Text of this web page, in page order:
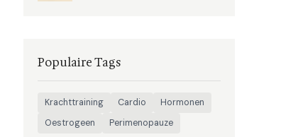
Populaire Tags
Krachttraining Cardio
Hormonen
Oestrogeen
Perimenopauze